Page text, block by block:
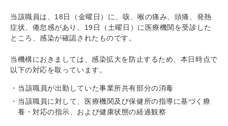
当該職員は、18日（金曜日）に、咳、喉の痛み、頭痛、発熱
症状、倦怠感があり、19日（土曜日）に医療機関を受診した
ところ、感染が確認されたものです。
当機構におきましては、感染拡大を防止するため、本日時点で
以下の対応を取っています。
当該職員が出勤していた事業所共有部分の消毒
当該職員に対して、医療機関及び保健所の指導に基づく療
養・対応の指示、および健康状態の経過観察